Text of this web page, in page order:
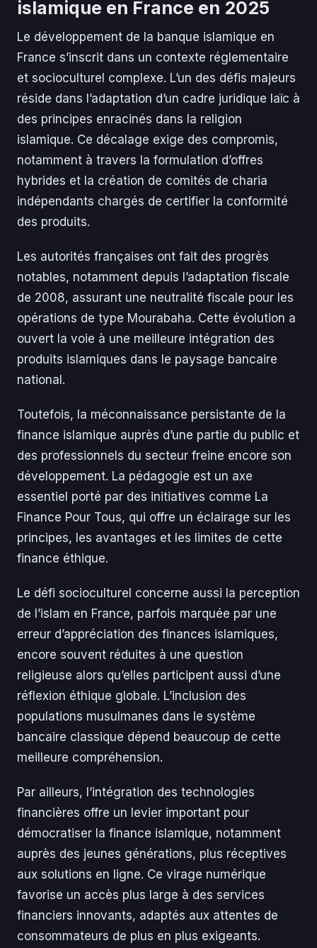
islamique en France en 2025
Le développement de la banque islamique en
France s’inscrit dans un contexte réglementaire
et socioculturel complexe. L’un des défis majeurs
réside dans l’adaptation d’un cadre juridique laïc à
des principes enracinés dans la religion
islamique. Ce décalage exige des compromis,
notamment à travers la formulation d’offres
hybrides et la création de comités de charia
indépendants chargés de certifier la conformité
des produits.
Les autorités françaises ont fait des progrès
notables, notamment depuis l’adaptation fiscale
de 2008, assurant une neutralité fiscale pour les
opérations de type Mourabaha. Cette évolution a
ouvert la voie à une meilleure intégration des
produits islamiques dans le paysage bancaire
national.
Toutefois, la méconnaissance persistante de la
finance islamique auprès d’une partie du public et
des professionnels du secteur freine encore son
développement. La pédagogie est un axe
essentiel porté par des initiatives comme La
Finance Pour Tous, qui offre un éclairage sur les
principes, les avantages et les limites de cette
finance éthique.
Le défi socioculturel concerne aussi la perception
de l’islam en France, parfois marquée par une
erreur d’appréciation des finances islamiques,
encore souvent réduites à une question
religieuse alors qu’elles participent aussi d’une
réflexion éthique globale. L’inclusion des
populations musulmanes dans le système
bancaire classique dépend beaucoup de cette
meilleure compréhension.
Par ailleurs, l’intégration des technologies
financières offre un levier important pour
démocratiser la finance islamique, notamment
auprès des jeunes générations, plus réceptives
aux solutions en ligne. Ce virage numérique
favorise un accès plus large à des services
financiers innovants, adaptés aux attentes de
consommateurs de plus en plus exigeants.